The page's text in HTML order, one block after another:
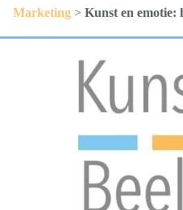
Marketing> Kunst en emotie: